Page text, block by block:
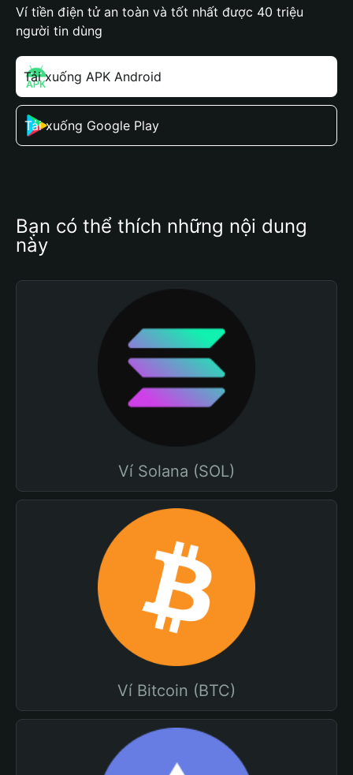
Ví tiền điện tử an toàn và tốt nhất được 40 triệu
người tin dùng
Tải xuống APK Android
Tải xuống Google Play
Bạn có thể thích những nội dung
này
Ví Solana (SOL)
Ví Bitcoin (BTC)